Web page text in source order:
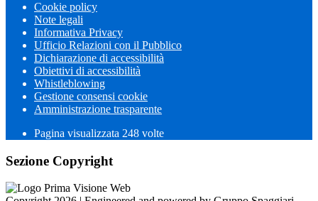
Cookie policy
Note legali
Informativa Privacy
Ufficio Relazioni con il Pubblico
Dichiarazione di accessibilità
Obiettivi di accessibilità
Whistleblowing
Gestione consensi cookie
Amministrazione trasparente
Pagina visualizzata 248 volte
Sezione Copyright